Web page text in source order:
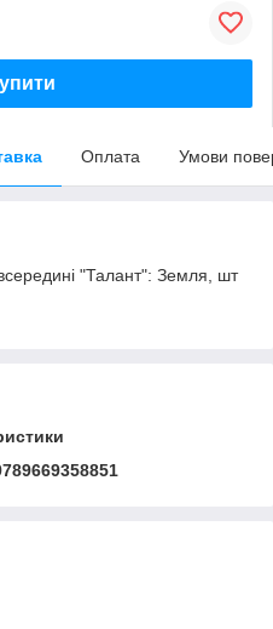
Оплата Умови
всередині "Талант": Земля, шт